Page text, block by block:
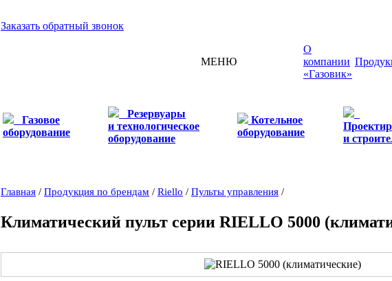
Заказать обратный звонок
МЕНЮ
О
компании
«Газовик»
Газовое
оборудование
Резервуары
и технологическое
оборудование
Котельное
оборудование
и
Главная / Продукция по брендам / Riello / Пульты управления /
Климатический пульт серии RIELLO 5000